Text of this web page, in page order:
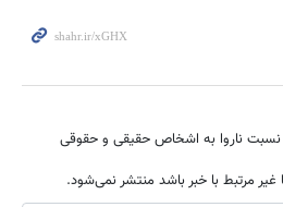
ناروا به اشخاص حقیقی و حقوقی
غیر مرتبط با خبر باشد منتشر نمی‌شود.